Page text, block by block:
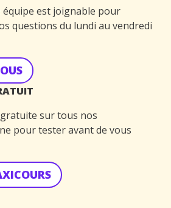
est joignable pour
questions du lundi au vendredi
gratuite sur tous nos
pour tester avant de vous